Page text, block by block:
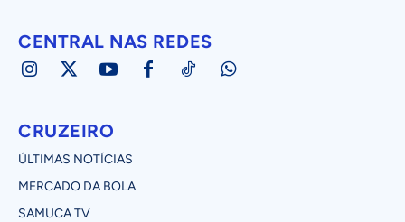
CENTRAL NAS REDES
CRUZEIRO
ÚLTIMAS NOTÍCIAS
MERCADO DA BOLA
SAMUCA TV